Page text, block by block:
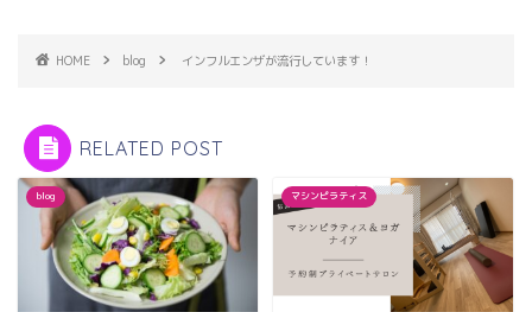
HOME blog インフルエンザが流行しています！
RELATED POST
blog マシンピラティス